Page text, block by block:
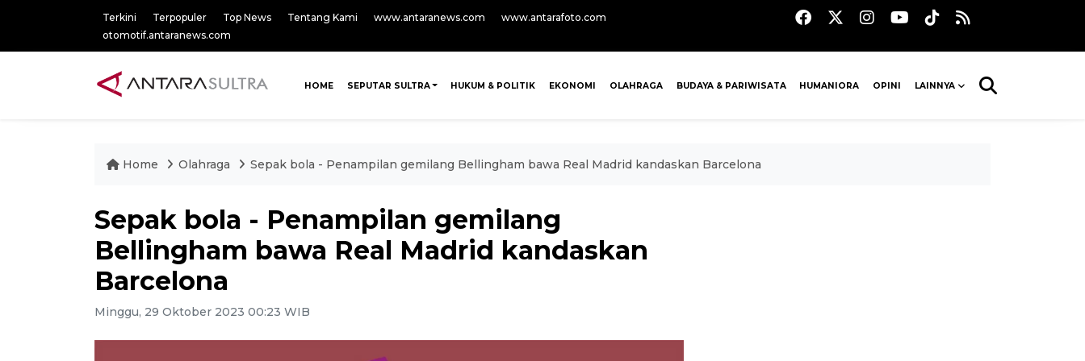
Terkini Terpopuler Top News Tentang Kami www.antaranews.com
www.antarafoto.com
otomotif.antaranews.com
HOME SEPUTAR SULTRA HUKUM & POLITIK EKONOMI OLAHRAGA BUDAYA & PARIWISATA HUMANIORA OPINI LAINNYA
Home Olahraga Sepak bola - Penampilan gemilang Bellingham bawa Real Madrid kandaskan Barcelona
Sepak bola - Penampilan gemilang
Bellingham bawa Real Madrid kandaskan
Barcelona
Minggu, 29 Oktober 2023 00:23 WIB